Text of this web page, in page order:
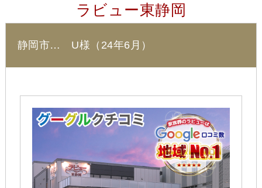
ラビュー東静岡
静岡市… U様（24年6月）